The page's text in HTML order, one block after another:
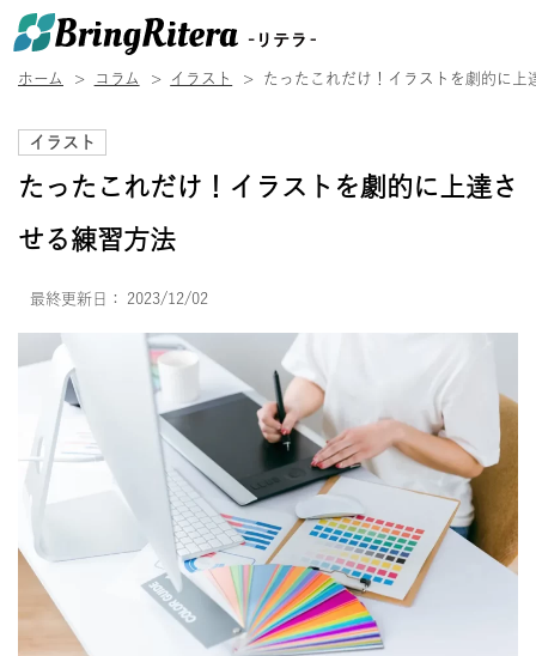
ホーム コラム イラスト たったこれだけ！イラストを劇的に上
イラスト
たったこれだけ！イラストを劇的に上達さ
せる練習方法
最終更新日： 2023/12/02